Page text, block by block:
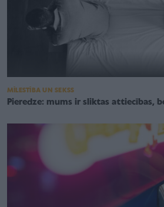
MĪLESTĪBA UN SEKSS
Pieredze: mums ir sliktas attiecības,